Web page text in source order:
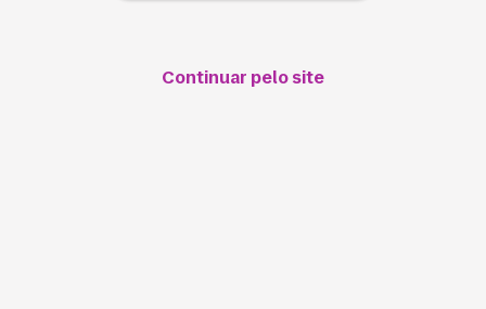
Continuar pelo site